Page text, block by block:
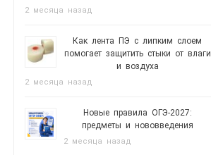
2 месяца назад
Как лента ПЭ с липким слоем
помогает защитить стыки от влаги
и воздуха
2 месяца назад
Новые правила ОГЭ-2027:
предметы и нововведения
2 месяца назад